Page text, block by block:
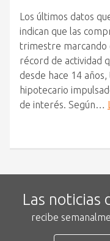
Los últimos datos
indican que las
trimestre marcando
récord de actividad
desde hace 14
hipotecario
de interés. Según…
Las noticias
recibe